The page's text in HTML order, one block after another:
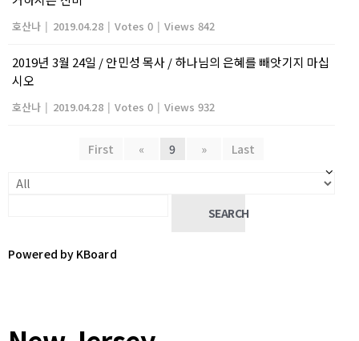
호산나 | 2019.04.28 | Votes 0 | Views 842
2019년 3월 24일 / 안민성 목사 / 하나님의 은혜를 빼앗기지 마십
시오
호산나 | 2019.04.28 | Votes 0 | Views 932
First « 9 » Last
SEARCH
Powered by KBoard